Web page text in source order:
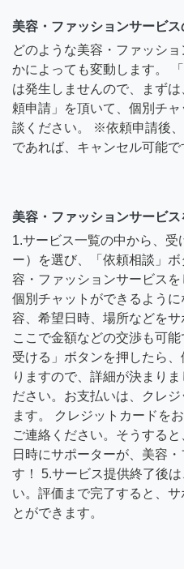
美容・ファッションサービス
どのような美容・ファッシ
かによっても変動します。
は発生しませんので、まず
頼申請」を頂いて、個別チ
談ください。 ※依頼申請後、
であれば、キャンセル可能で
美容・ファッションサービ
1.サービス一覧の中から、受
ー）を選び、「依頼相談」
容・ファッションサービス
個別チャットができるよう
容、希望日時、場所などをサ
ここで金額などの交渉も可
受ける」ボタンを押したら
りますので、詳細が決まり
ださい。お支払いは、クレ
ます。 クレジットカードを
ご連絡ください。そうする
日時にサポーターが、美容
す！ 5.サービス提供終了後
い。評価まで完了すると、
とができます。